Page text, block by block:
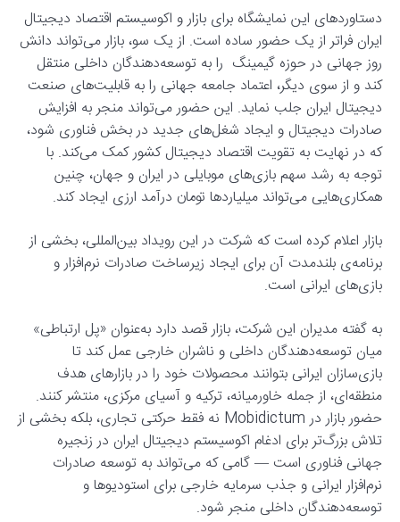
دستاوردهای این نمایشگاه برای بازار و اکوسیستم اقتصاد دیجیتال
ایران فراتر از یک حضور ساده است. از یک سو، بازار می‌تواند دانش
روز جهانی در حوزه گیمینگ را به توسعه‌دهندگان داخلی منتقل
کند و از سوی دیگر، اعتماد جامعه جهانی را به قابلیت‌های صنعت
دیجیتال ایران جلب نماید. این حضور می‌تواند منجر به افزایش
صادرات دیجیتال و ایجاد شغل‌های جدید در بخش فناوری شود،
که در نهایت به تقویت اقتصاد دیجیتال کشور کمک می‌کند. با
توجه به رشد سهم بازی‌های موبایلی در ایران و جهان، چنین
همکاری‌هایی می‌تواند میلیاردها تومان درآمد ارزی ایجاد کند.
بازار اعلام کرده است که شرکت در این رویداد بین‌المللی، بخشی از
برنامه‌ی بلندمدت آن برای ایجاد زیرساخت صادرات نرم‌افزار و
بازی‌های ایرانی است.
به گفته‌ مدیران این شرکت، بازار قصد دارد به‌عنوان «پل ارتباطی»
میان توسعه‌دهندگان داخلی و ناشران خارجی عمل کند تا
بازی‌سازان ایرانی بتوانند محصولات خود را در بازارهای هدف
منطقه‌ای، از جمله خاورمیانه، ترکیه و آسیای مرکزی، منتشر کنند.
حضور بازار در Mobidictum نه فقط حرکتی تجاری، بلکه بخشی از
تلاش بزرگ‌تر برای ادغام اکوسیستم دیجیتال ایران در زنجیره
جهانی فناوری است — گامی که می‌تواند به توسعه صادرات
نرم‌افزار ایرانی و جذب سرمایه خارجی برای استودیوها و
توسعه‌دهندگان داخلی منجر شود.